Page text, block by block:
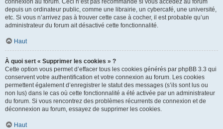
connexion au forum. Ceci n’est pas recommandé si vous accédez au forum
depuis un ordinateur public, comme une librairie, un cybercafé, une université,
etc. Si vous n’arrivez pas à trouver cette case à cocher, il est probable qu’un
administrateur du forum ait désactivé cette fonctionnalité.
Haut
À quoi sert « Supprimer les cookies » ?
Cette option vous permet d’effacer tous les cookies générés par phpBB 3.3 qui
conservent votre authentification et votre connexion au forum. Les cookies
permettent également d’enregistrer le statut des messages (s’ils sont lus ou
non lus) dans le cas où cette fonctionnalité a été activée par un administrateur
du forum. Si vous rencontrez des problèmes récurrents de connexion et de
déconnexion au forum, essayez de supprimer les cookies.
Haut